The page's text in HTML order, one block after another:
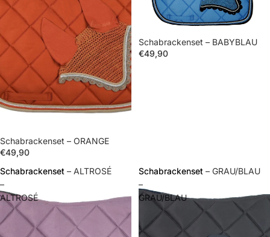
Schabrackenset – ORANGE
€49,90
Schabrackenset – BABYBLAU
€49,90
Schabrackenset
–
ALTROSÉ
Schabrackenset – ALTROSÉ
Schabrackenset
–
GRAU/BLAU
Schabrackenset – GRAU/BLAU